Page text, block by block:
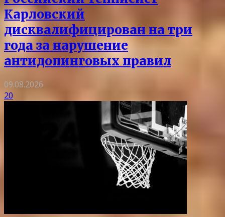
Карловский
дисквалифицирован на три
года за нарушение
антидопинговых правил
09.08.2026
20